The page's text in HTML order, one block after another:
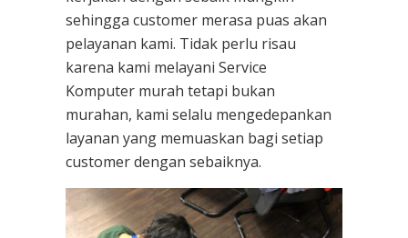
sehingga customer merasa puas akan
pelayanan kami. Tidak perlu risau
karena kami melayani Service
Komputer murah tetapi bukan
murahan, kami selalu mengedepankan
layanan yang memuaskan bagi setiap
customer dengan sebaiknya.